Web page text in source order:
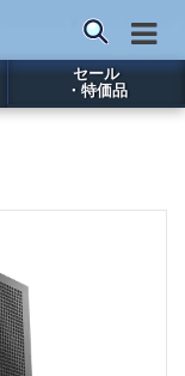
セール
・特価品